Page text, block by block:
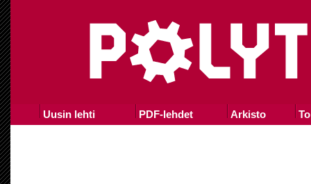
Uusin lehti PDF-lehdet Arkisto